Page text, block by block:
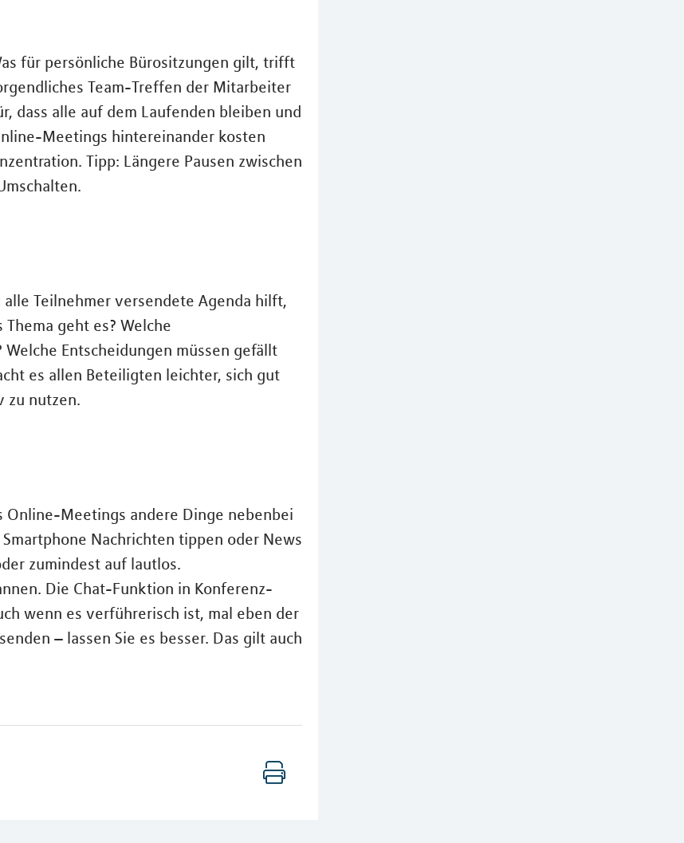
für persönliche Bürositzungen gilt, trifft
Team-Treffen der Mitarbeiter
dass alle auf dem Laufenden bleiben und
Meetings hintereinander kosten
Tipp: Längere Pausen zwischen
Teilnehmer versendete Agenda hilft,
geht es? Welche
Entscheidungen müssen gefällt
es allen Beteiligten leichter, sich gut
zu nutzen.
Online-Meetings andere Dinge nebenbei
Nachrichten tippen oder News
zumindest auf lautlos.
Die Chat-Funktion in Konferenz-
wenn es verführerisch ist, mal eben der
– lassen Sie es besser. Das gilt auch